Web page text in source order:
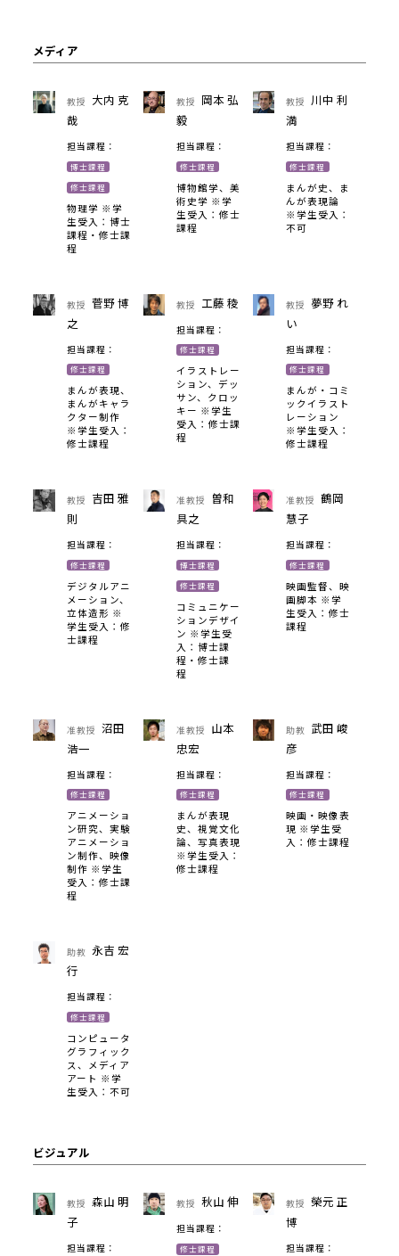
メディア
教授
大内 克
哉
担当課程：
博士課程
修士課程
物理学 ※学
生受入：博士
課程・修士課
程
教授
岡本 弘
毅
担当課程：
修士課程
博物館学、美
術史学 ※学
生受入：修士
課程
教授
川中 利
満
担当課程：
修士課程
まんが史、ま
んが表現論
※学生受入：
不可
教授
菅野 博
之
担当課程：
修士課程
まんが表現、
まんがキャラ
クター制作
※学生受入：
修士課程
教授 工藤 稜
担当課程：
修士課程
イラストレー
ション、デッ
サン、クロッ
キー ※学生
受入：修士課
程
教授
夢野 れ
い
担当課程：
修士課程
まんが・コミ
ックイラスト
レーション
※学生受入：
修士課程
教授
吉田 雅
則
担当課程：
修士課程
デジタルアニ
メーション、
立体造形 ※
学生受入：修
士課程
准教授
曽和
具之
担当課程：
博士課程
修士課程
コミュニケー
ションデザイ
ン ※学生受
入：博士課
程・修士課
程
准教授
鶴岡
慧子
担当課程：
修士課程
映画監督、映
画脚本 ※学
生受入：修士
課程
准教授
沼田
浩一
担当課程：
修士課程
アニメーショ
ン研究、実験
アニメーショ
ン制作、映像
制作 ※学生
受入：修士課
程
准教授
山本
忠宏
担当課程：
修士課程
まんが表現
史、視覚文化
論、写真表現
※学生受入：
修士課程
助教
武田 峻
彦
担当課程：
修士課程
映画・映像表
現 ※学生受
入：修士課程
助教 永吉 宏
行
担当課程：
修士課程
コンピュータ
グラフィック
ス、メディア
アート ※学
生受入：不可
ビジュアル
教授
森山 明
子
担当課程：
教授 秋山 伸
担当課程：
修士課程
教授
榮元 正
博
担当課程：